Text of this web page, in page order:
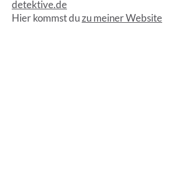
detektive.de
Hier kommst duzu meiner Website